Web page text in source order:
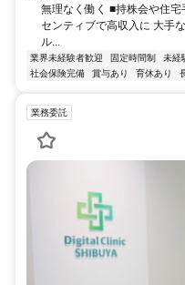
無理なく働く ■持株会や住
センティブで高収入に 大手
ル...
業界未経験者歓迎 固定時間制 未経
社会保険完備
賞与あり 育休あり
業務委託